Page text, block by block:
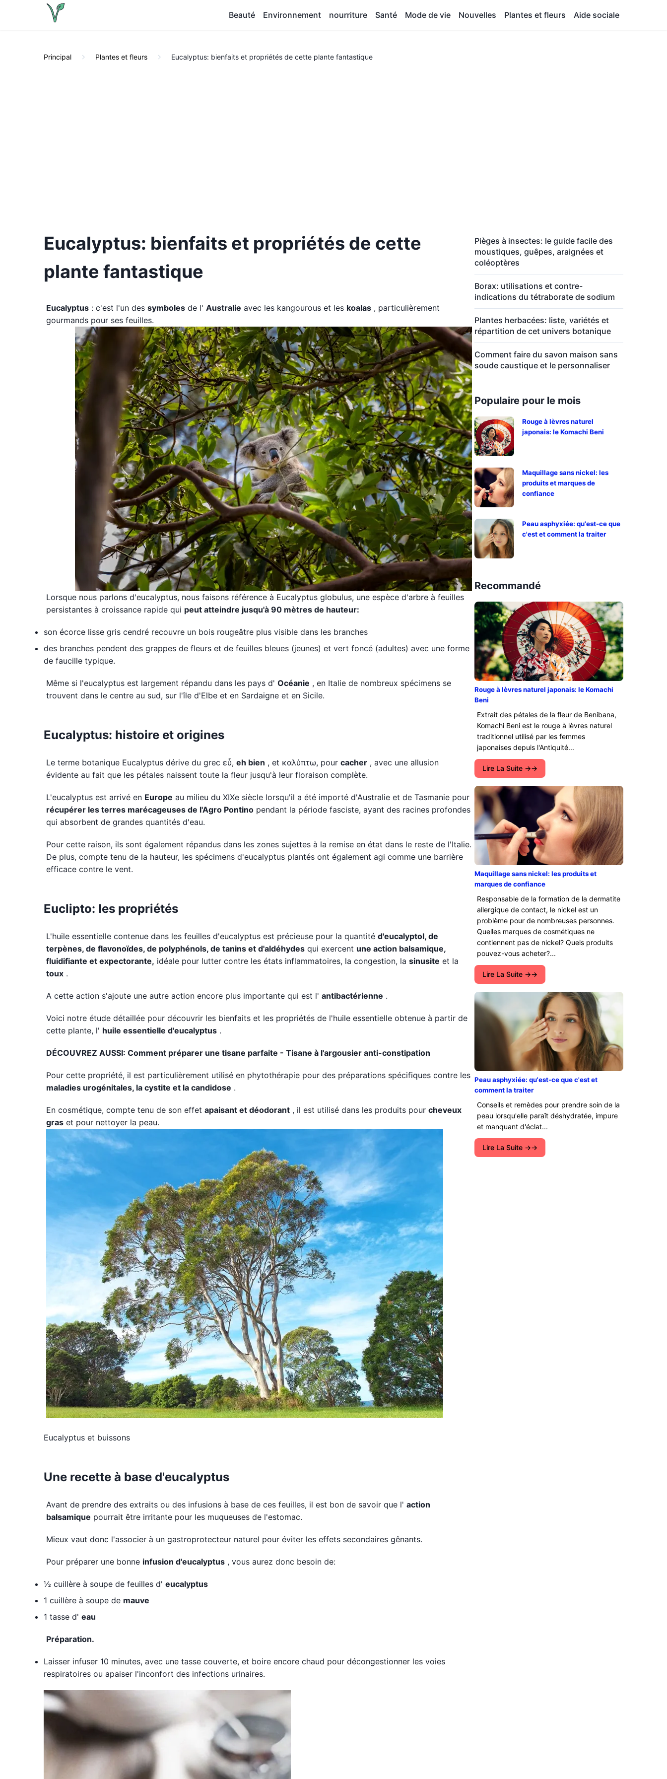
Beauté Environnement nourriture Santé Mode de vie Nouvelles Plantes et fleurs Aide sociale
Principal Plantes et fleurs Eucalyptus: bienfaits et propriétés de cette plante fantastique
Eucalyptus: bienfaits et propriétés de cette
plante fantastique
Eucalyptus : c'est l'un des symboles de l' Australie avec les kangourous et les koalas , particulièrement
gourmands pour ses feuilles.
Lorsque nous parlons d'eucalyptus, nous faisons référence à Eucalyptus globulus, une espèce d'arbre à feuilles
persistantes à croissance rapide qui peut atteindre jusqu'à 90 mètres de hauteur:
son écorce lisse gris cendré recouvre un bois rougeâtre plus visible dans les branches
des branches pendent des grappes de fleurs et de feuilles bleues (jeunes) et vert foncé (adultes) avec une forme
de faucille typique.
Même si l'eucalyptus est largement répandu dans les pays d' Océanie , en Italie de nombreux spécimens se
trouvent dans le centre au sud, sur l'île d'Elbe et en Sardaigne et en Sicile.
Eucalyptus: histoire et origines
Le terme botanique Eucalyptus dérive du grec εὖ, eh bien , et καλύπτω, pour cacher , avec une allusion
évidente au fait que les pétales naissent toute la fleur jusqu'à leur floraison complète.
L'eucalyptus est arrivé en Europe au milieu du XIXe siècle lorsqu'il a été importé d'Australie et de Tasmanie pour
récupérer les terres marécageuses de l'Agro Pontino pendant la période fasciste, ayant des racines profondes
qui absorbent de grandes quantités d'eau.
Pour cette raison, ils sont également répandus dans les zones sujettes à la remise en état dans le reste de l'Italie.
De plus, compte tenu de la hauteur, les spécimens d'eucalyptus plantés ont également agi comme une barrière
efficace contre le vent.
Euclipto: les propriétés
L'huile essentielle contenue dans les feuilles d'eucalyptus est précieuse pour la quantité d'eucalyptol, de
terpènes, de flavonoïdes, de polyphénols, de tanins et d'aldéhydes qui exercent une action balsamique,
fluidifiante et expectorante, idéale pour lutter contre les états inflammatoires, la congestion, la sinusite et la
toux .
A cette action s'ajoute une autre action encore plus importante qui est l' antibactérienne .
Voici notre étude détaillée pour découvrir les bienfaits et les propriétés de l'huile essentielle obtenue à partir de
cette plante, l' huile essentielle d'eucalyptus .
DÉCOUVREZ AUSSI: Comment préparer une tisane parfaite - Tisane à l'argousier anti-constipation
Pour cette propriété, il est particulièrement utilisé en phytothérapie pour des préparations spécifiques contre les
maladies urogénitales, la cystite et la candidose .
En cosmétique, compte tenu de son effet apaisant et déodorant , il est utilisé dans les produits pour cheveux
gras et pour nettoyer la peau.
Eucalyptus et buissons
Une recette à base d'eucalyptus
Avant de prendre des extraits ou des infusions à base de ces feuilles, il est bon de savoir que l' action
balsamique pourrait être irritante pour les muqueuses de l'estomac.
Mieux vaut donc l'associer à un gastroprotecteur naturel pour éviter les effets secondaires gênants.
Pour préparer une bonne infusion d'eucalyptus , vous aurez donc besoin de:
½ cuillère à soupe de feuilles d' eucalyptus
1 cuillère à soupe de mauve
1 tasse d' eau
Préparation.
Laisser infuser 10 minutes, avec une tasse couverte, et boire encore chaud pour décongestionner les voies
respiratoires ou apaiser l'inconfort des infections urinaires.
Pièges à insectes: le guide facile des
moustiques, guêpes, araignées et
coléoptères
Borax: utilisations et contre-
indications du tétraborate de sodium
Plantes herbacées: liste, variétés et
répartition de cet univers botanique
Comment faire du savon maison sans
soude caustique et le personnaliser
Populaire pour le mois
Rouge à lèvres naturel
japonais: le Komachi Beni
Maquillage sans nickel: les
produits et marques de
confiance
Peau asphyxiée: qu'est-ce que
c'est et comment la traiter
Recommandé
Rouge à lèvres naturel japonais: le Komachi
Beni
Extrait des pétales de la fleur de Benibana,
Komachi Beni est le rouge à lèvres naturel
traditionnel utilisé par les femmes
japonaises depuis l'Antiquité...
Lire La Suite →
Maquillage sans nickel: les produits et
marques de confiance
Responsable de la formation de la dermatite
allergique de contact, le nickel est un
problème pour de nombreuses personnes.
Quelles marques de cosmétiques ne
contiennent pas de nickel? Quels produits
pouvez-vous acheter?...
Lire La Suite →
Peau asphyxiée: qu'est-ce que c'est et
comment la traiter
Conseils et remèdes pour prendre soin de la
peau lorsqu'elle paraît déshydratée, impure
et manquant d'éclat...
Lire La Suite →